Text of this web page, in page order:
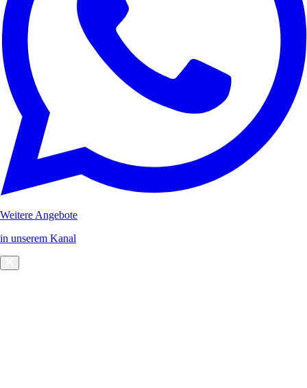
Weitere Angebote
in unserem Kanal